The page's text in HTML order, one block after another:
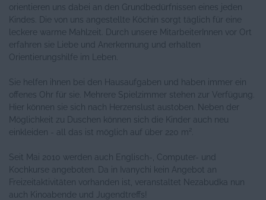
orientieren uns dabei an den Grundbedürfnissen eines jeden
Kindes. Die von uns angestellte Köchin sorgt täglich für eine
leckere warme Mahlzeit. Durch unsere MitarbeiterInnen vor Ort
erfahren sie Liebe und Anerkennung und erhalten
Orientierungshilfe im Leben.
Sie helfen ihnen bei den Hausaufgaben und haben immer ein
offenes Ohr für sie. Mehrere Spielzimmer stehen zur Verfügung.
Hier können sie sich nach Herzenslust austoben. Neben der
Möglichkeit zu Duschen können sich die Kinder auch neu
einkleiden - all das ist möglich auf über 220 m².
Seit Mai 2010 werden auch Englisch-, Computer- und
Kochkurse angeboten. Da in Ivanychi kein Angebot an
Freizeitaktivitäten vorhanden ist, veranstaltet Nezabudka nun
auch Kinoabende und Jugendtreffs!